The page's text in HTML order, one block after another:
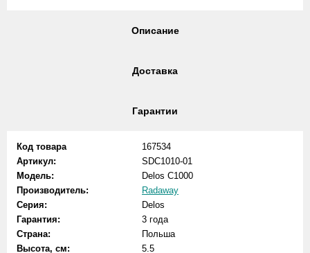
Описание
Доставка
Гарантии
Код товара
167534
Артикул:
SDC1010-01
Модель:
Delos C1000
Производитель:
Radaway
Серия:
Delos
Гарантия:
3 года
Страна:
Польша
Высота, см:
5.5